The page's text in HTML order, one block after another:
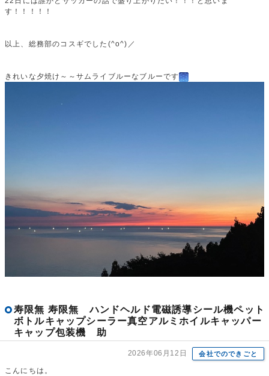
す！！！！！
以上、総務部のコスギでした(^o^)／
きれいな夕焼け～～サムライブルーなブルーです
寿限無 寿限無 ハンドヘルド電磁誘導シール機ペット
ボトルキャップシーラー真空アルミホイルキャッパー
キャップ包装機 助
2026年06月12日 会社でのできごと
こんにちは。